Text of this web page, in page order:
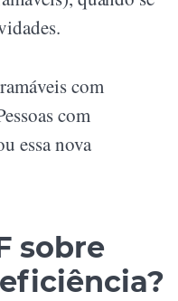
com
com
essa nova
sobre